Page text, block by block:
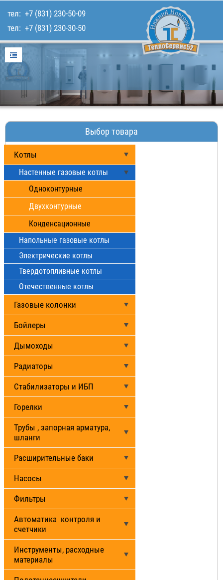
Главная
Услуги
Для покупателей
Каталог товаров
Наши работы
тел: +7 (831) 230-50-09
тел: +7 (831) 230-30-50
Выбор товара
Котлы
Настенные газовые котлы
Одноконтурные
Двухконтурные
Конденсационные
Напольные газовые котлы
Электрические котлы
Твердотопливные котлы
Отечественные котлы
Газовые колонки
Бойлеры
Дымоходы
Радиаторы
Стабилизаторы и ИБП
Горелки
Трубы , запорная арматура,
шланги
Расширительные баки
Насосы
Фильтры
Автоматика контроля и
счетчики
Инструменты, расходные
материалы